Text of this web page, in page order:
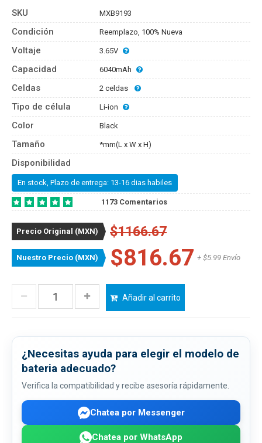
SKU MXB9193
Condición Reemplazo, 100% Nueva
Voltaje 3.65V
Capacidad 6040mAh
Celdas 2 celdas
Tipo de célula Li-ion
Color Black
Tamaño *mm(L x W x H)
Disponibilidad
En stock, Plazo de entrega: 13-16 dias habiles
1173 Comentarios
Precio Original (MXN) $1166.67
Nuestro Precio (MXN) $816.67 + $5.99 Envío
Añadir al carrito
¿Necesitas ayuda para elegir el modelo de
bateria adecuado?
Verifica la compatibilidad y recibe asesoría rápidamente.
Chatea por Messenger
Chatea por WhatsApp